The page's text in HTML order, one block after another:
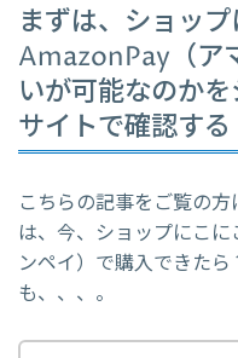
まずは、ショッ
AmazonPay（ア
いが可能なのか
サイトで確認する
こちらの記事をご覧の
は、今、ショップにこ
ンペイ）で購入できた
も、、、。